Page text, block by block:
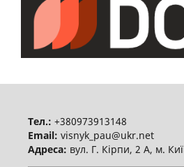
Тел.: +380973913148
Email: visnyk_pau@ukr.net
Адреса: вул. Г. Кірпи, 2 А, м.